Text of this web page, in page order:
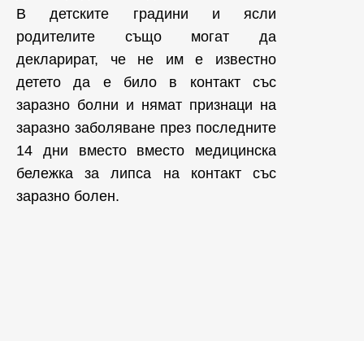
В детските градини и ясли
родителите също могат да
декларират, че не им е известно
детето да е било в контакт със
заразно болни и нямат признаци на
заразно заболяване през последните
14 дни вместо вместо медицинска
бележка за липса на контакт със
заразно болен.